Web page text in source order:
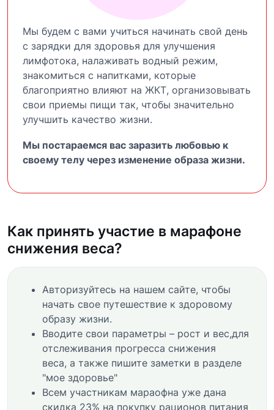
Мы будем с вами учиться начинать свой день
с зарядки для здоровья для улучшения
лимфотока, налаживать водный режим,
знакомиться с напитками, которые
благоприятно влияют на ЖКТ, организовывать
свои приемы пищи так, чтобы значительно
улучшить качество жизни.
Мы постараемся вас заразить любовью к
своему телу через изменение образа жизни.
Как принять участие в марафоне
снижения веса?
Авторизуйтесь на нашем сайте, чтобы
начать свое путешествие к здоровому
образу жизни.
Вводите свои параметры – рост и вес,для
отслеживания прогресса снижения
веса, а также пишите заметки в разделе
"мое здоровье"
Всем участникам мараофна уже дана
скидка 23% на покупку рационов питания